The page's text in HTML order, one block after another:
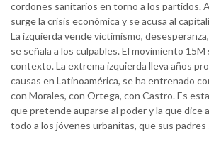
cordones sanitarios en torno a los partidos.
surge la crisis económica y se acusa al
La izquierda vende victimismo,
se señala a los culpables. El movimiento
contexto. La extrema izquierda lleva años
causas en Latinoamérica, se ha entrenado
con Morales, con Ortega, con Castro. Es
que pretende auparse al poder y la que dice
todo a los jóvenes urbanitas, que sus padres